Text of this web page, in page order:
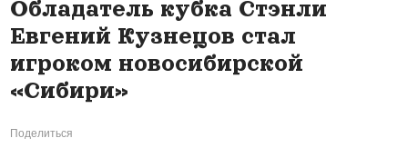
Обладатель кубка Стэнли
Евгений Кузнецов стал
игроком новосибирской
«Сибири»
Поделиться